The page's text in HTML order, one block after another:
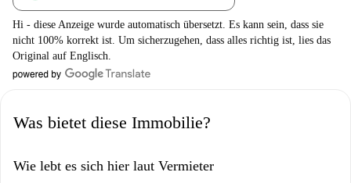
Hi - diese Anzeige wurde automatisch übersetzt. Es kann sein, dass sie
nicht 100% korrekt ist. Um sicherzugehen, dass alles richtig ist, lies das
Original auf Englisch.
Was bietet diese Immobilie?
Wie lebt es sich hier laut Vermieter